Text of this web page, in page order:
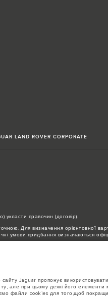
LAND ROVER CORPORATE
правочин (договір).
Для визначення орієнтовної
умови придбання визначаються
у конфігураторі та на сайті
наразі впливає на
поточні специфікації, опції,
Jaguar пропонує
але при цьому деякі його
файли cookies для того,щоб